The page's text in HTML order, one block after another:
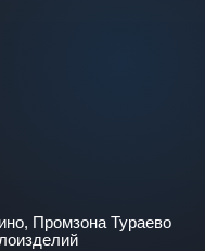
Промзона Тураево